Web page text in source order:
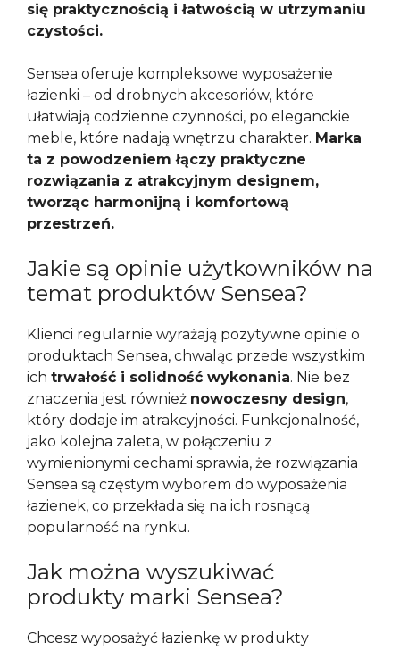
się praktycznością i łatwością w utrzymaniu
czystości.
Sensea oferuje kompleksowe wyposażenie
łazienki – od drobnych akcesoriów, które
ułatwiają codzienne czynności, po eleganckie
meble, które nadają wnętrzu charakter. Marka
ta z powodzeniem łączy praktyczne
rozwiązania z atrakcyjnym designem,
tworząc harmonijną i komfortową
przestrzeń.
Jakie są opinie użytkowników na
temat produktów Sensea?
Klienci regularnie wyrażają pozytywne opinie o
produktach Sensea, chwaląc przede wszystkim
ich trwałość i solidność wykonania. Nie bez
znaczenia jest również nowoczesny design,
który dodaje im atrakcyjności. Funkcjonalność,
jako kolejna zaleta, w połączeniu z
wymienionymi cechami sprawia, że rozwiązania
Sensea są częstym wyborem do wyposażenia
łazienek, co przekłada się na ich rosnącą
popularność na rynku.
Jak można wyszukiwać
produkty marki Sensea?
Chcesz wyposażyć łazienkę w produkty